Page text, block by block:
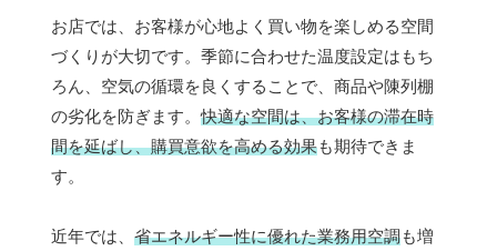
お店では、お客様が心地よく買い物を楽しめる空間
づくりが大切です。季節に合わせた温度設定はもち
ろん、空気の循環を良くすることで、商品や陳列棚
の劣化を防ぎます。快適な空間は、お客様の滞在時
間を延ばし、購買意欲を高める効果も期待できま
す。
近年では、 省エネルギー性に優れた業務用空調も増